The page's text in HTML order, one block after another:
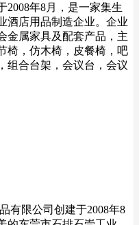
2008年8月，是一家集生
酒店用品制造企业。企业
金属家具及配套产品，主
椅，仿木椅，皮餐椅，吧
组合台架，会议台，会议
有限公司创建于2008年8